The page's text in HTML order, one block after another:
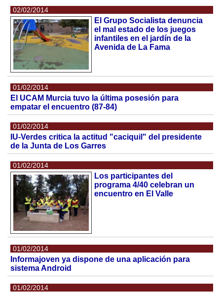
02/02/2014
El Grupo Socialista denuncia
el mal estado de los juegos
infantiles en el jardín de la
Avenida de La Fama
01/02/2014
El UCAM Murcia tuvo la última posesión para
empatar el encuentro (87-84)
01/02/2014
IU-Verdes critica la actitud "caciquil" del presidente
de la Junta de Los Garres
01/02/2014
Los participantes del
programa 4/40 celebran un
encuentro en El Valle
01/02/2014
Informajoven ya dispone de una aplicación para
sistema Android
01/02/2014